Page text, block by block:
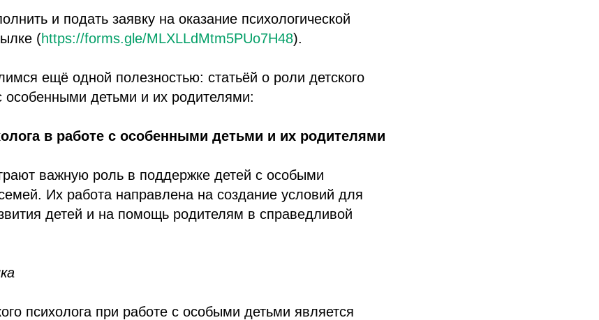
и подать заявку на оказание психологической
(https://forms.gle/MLXLLdMtm5PUo7H48).
ещё одной полезностью: статьёй о роли детского
особенными детьми и их родителями:
в работе с особенными детьми и их родителями
важную роль в поддержке детей с особыми
Их работа направлена на создание условий для
детей и на помощь родителям в справедливой
психолога при работе с особыми детьми является